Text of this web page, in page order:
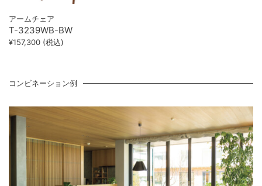
アームチェア
T-3239WB-BW
¥157,300 (税込)
コンビネーション例